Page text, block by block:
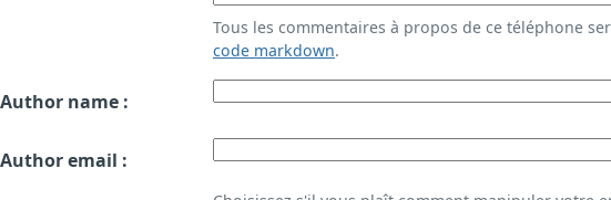
Tous les commentaires à propos de ce téléphone
code markdown.
Author name :
Author email :